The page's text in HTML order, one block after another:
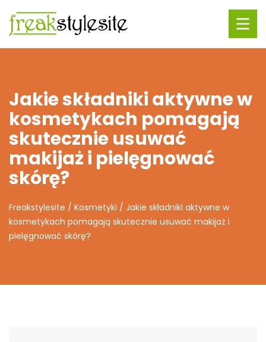
Jakie składniki aktywne w
kosmetykach pomagają
skutecznie usuwać
makijaż i pielęgnować
skórę?
Freakstylesite / Kosmetyki / Jakie składniki aktywne w
kosmetykach pomagają skutecznie usuwać makijaż i
pielęgnować skórę?